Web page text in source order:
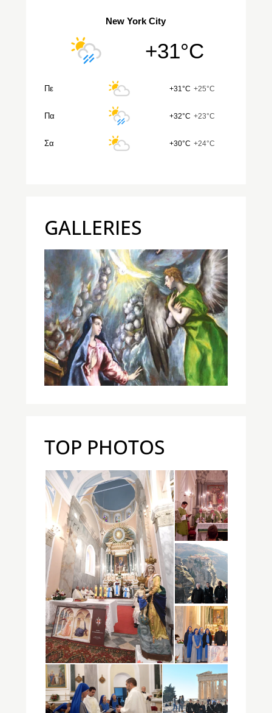
New York City
+31°C
Πε +31°C +25°C
Πα +32°C +23°C
Σα +30°C +24°C
GALLERIES
TOP PHOTOS